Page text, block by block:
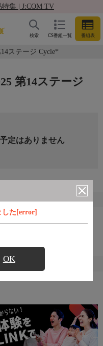
集 | J:COM TV
CS番組一覧 番組表
検索
ステージ Cycle*
した[error]
OK
第14ステージ
定はありません